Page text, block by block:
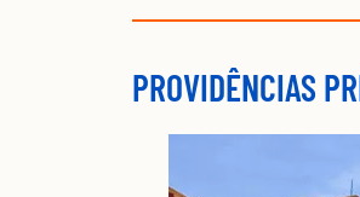
PROVIDÊNCIAS